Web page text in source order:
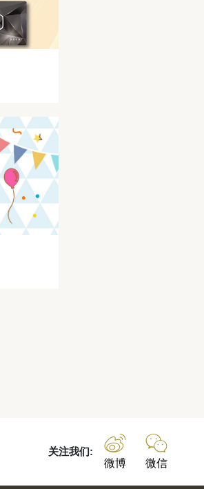
关注我们:
微博
微信